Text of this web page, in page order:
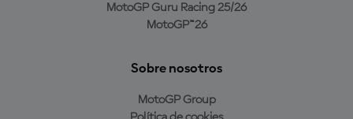
MotoGP Guru Racing 25/26
MotoGP™26
Sobre nosotros
MotoGP Group